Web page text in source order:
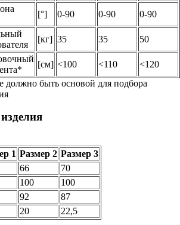
[°] 0-90 0-90
0-90
[кг] 35 35
50
[см] <100 <110
<120
должно быть основой для подбора
1 Размер 2 Размер 3
66
70
100
100
92
87
20 22,5